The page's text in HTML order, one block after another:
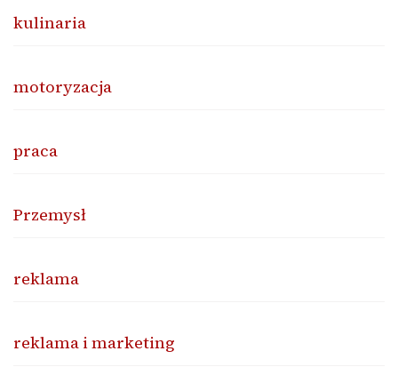
kulinaria
motoryzacja
praca
Przemysł
reklama
reklama i marketing